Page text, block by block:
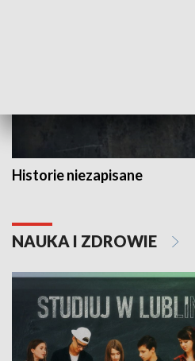
Historie niezapisane
NAUKA I ZDROWIE